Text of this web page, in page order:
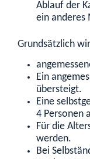
Ablauf der
ein anderes
Grundsätzlich
Ein
übersteigt.
Eine
4 Personen
Für die
werden.
Bei